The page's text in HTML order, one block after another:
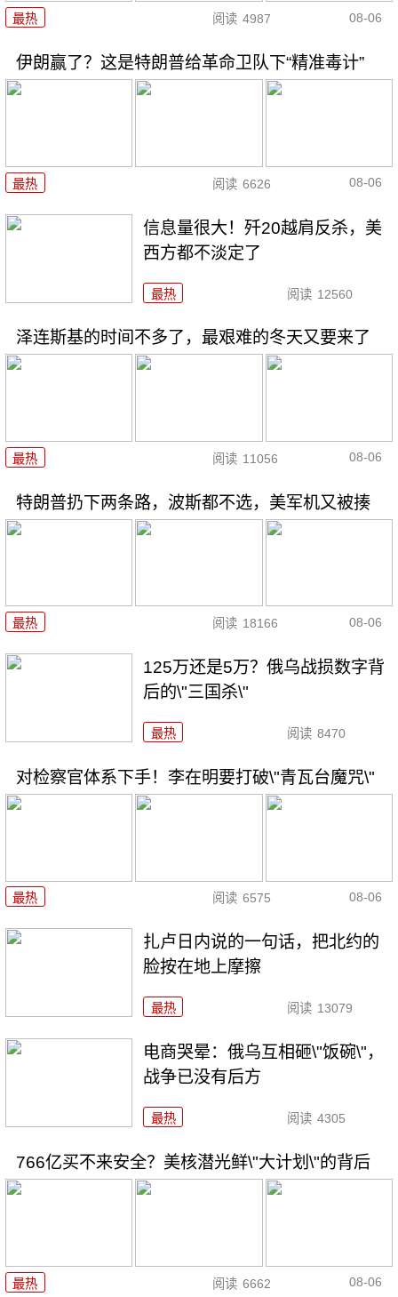
最热 阅读 4987 08-06
伊朗赢了？这是特朗普给革命卫队下“精准毒计”
最热 阅读 6626 08-06
信息量很大！歼20越肩反杀，美
西方都不淡定了
最热 阅读 12560
泽连斯基的时间不多了，最艰难的冬天又要来了
最热 阅读 11056 08-06
特朗普扔下两条路，波斯都不选，美军机又被揍
最热 阅读 18166 08-06
125万还是5万？俄乌战损数字背
后的\"三国杀\"
最热 阅读 8470
对检察官体系下手！李在明要打破\"青瓦台魔咒\"
最热 阅读 6575 08-06
扎卢日内说的一句话，把北约的
脸按在地上摩擦
最热 阅读 13079
电商哭晕：俄乌互相砸\"饭碗\"，
战争已没有后方
最热 阅读 4305
766亿买不来安全？美核潜光鲜\"大计划\"的背后
最热 阅读 6662 08-06